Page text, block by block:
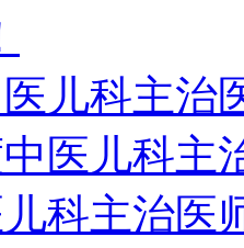
儿科主治
医儿科主
科主治医